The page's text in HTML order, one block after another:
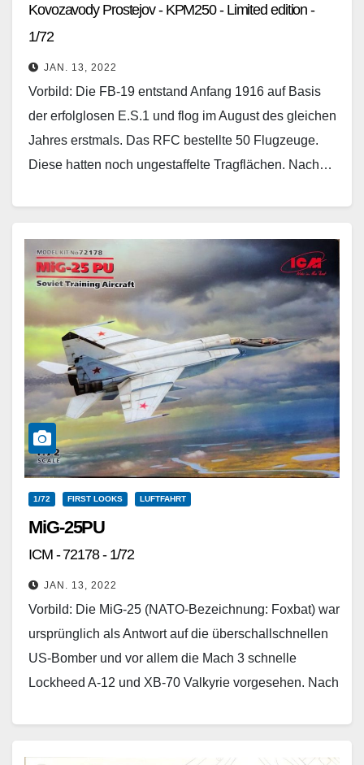
Kovozavody Prostejov - KPM250 - Limited edition -
1/72
JAN. 13, 2022
Vorbild: Die FB-19 entstand Anfang 1916 auf Basis
der erfolglosen E.S.1 und flog im August des gleichen
Jahres erstmals. Das RFC bestellte 50 Flugzeuge.
Diese hatten noch ungestaffelte Tragflächen. Nach…
1/72 FIRST LOOKS LUFTFAHRT
MiG-25PU
ICM - 72178 - 1/72
JAN. 13, 2022
Vorbild: Die MiG-25 (NATO-Bezeichnung: Foxbat) war
ursprünglich als Antwort auf die überschallschnellen
US-Bomber und vor allem die Mach 3 schnelle
Lockheed A-12 und XB-70 Valkyrie vorgesehen. Nach